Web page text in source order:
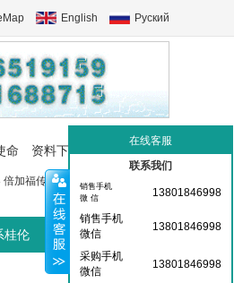
English Руский
命 资料下载 工控交流中心
倍加福传感器 菲尼克斯端子
桂伦 桂伦资讯中心
在线客服
联系我们
销售手机
微 信
13801846998
销售手机
微信
13801846998
采购手机
微信
13801846998